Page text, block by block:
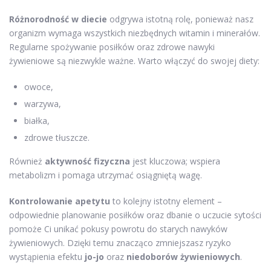
Różnorodność w diecie odgrywa istotną rolę, ponieważ nasz
organizm wymaga wszystkich niezbędnych witamin i minerałów.
Regularne spożywanie posiłków oraz zdrowe nawyki
żywieniowe są niezwykle ważne. Warto włączyć do swojej diety:
owoce,
warzywa,
białka,
zdrowe tłuszcze.
Również aktywność fizyczna jest kluczowa; wspiera
metabolizm i pomaga utrzymać osiągniętą wagę.
Kontrolowanie apetytu to kolejny istotny element –
odpowiednie planowanie posiłków oraz dbanie o uczucie sytości
pomoże Ci unikać pokusy powrotu do starych nawyków
żywieniowych. Dzięki temu znacząco zmniejszasz ryzyko
wystąpienia efektu jo-jo oraz niedoborów żywieniowych.